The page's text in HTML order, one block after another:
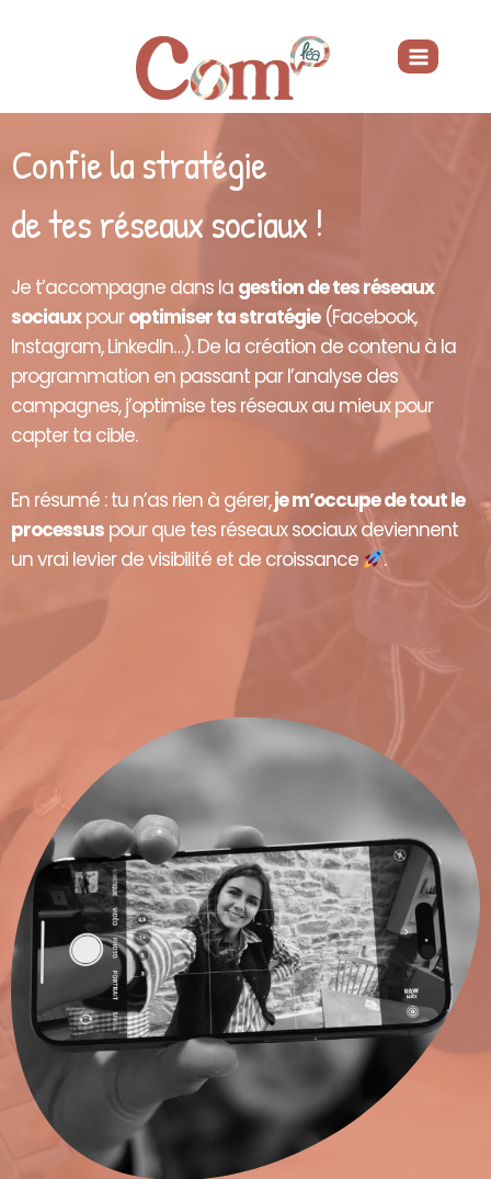
Confie la stratégie
de tes réseaux sociaux !
Je t’accompagne dans la gestion de tes réseaux
sociauxpouroptimiser ta stratégie(Facebook,
Instagram, LinkedIn…). De la création de contenu à la
programmation en passant par l’analyse des
campagnes, j’optimise tes réseaux au mieux pour
capter ta cible.
En résumé : tu n’as rien à gérer,je m’occupe de tout le
processus pour que tes réseaux sociaux deviennent
un vrai levier de visibilité et de croissance
.